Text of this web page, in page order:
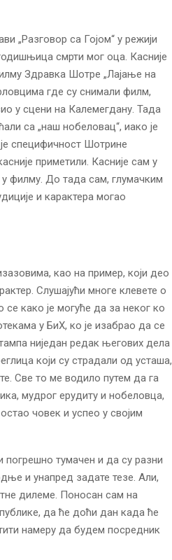
„Разговор са Гојом“ у режији
смрти мог оца. Касније
Здравка Шотре „Лајање на
где су снимали филм,
у сцени на Калемегдану. Тада
са „наш нобеловац“, иако је
специфичност Шотрине
приметили. Касније сам у
у филму. До тада сам, глумачким
и карактера могао
као на пример, који део
Слушајући многе клевете о
како је могуће да за неког ко
у БиХ, ко је изабрао да се
ниједан редак његових дела
који су страдали од усташа,
Све то ме водило путем да га
мудрог ерудиту и нобеловца,
човек и успео у својим
тумачен и да су разни
и унапред задате тезе. Али,
дилеме. Поносан сам на
да ће доћи дан када ће
намеру да будем посредник